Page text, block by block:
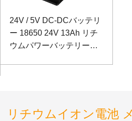
24V / 5V DC-DCバッテリ
ー 18650 24V 13Ah リチ
ウムパワーバッテリーレ
リチウムイオン電池